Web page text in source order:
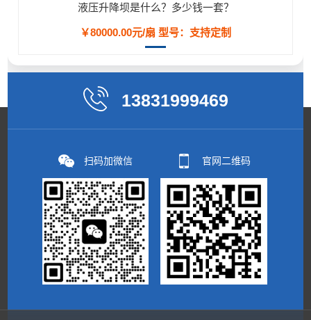
液压升降坝是什么？多少钱一套？
￥80000.00元/扇 型号：支持定制
13831999469
扫码加微信 官网二维码